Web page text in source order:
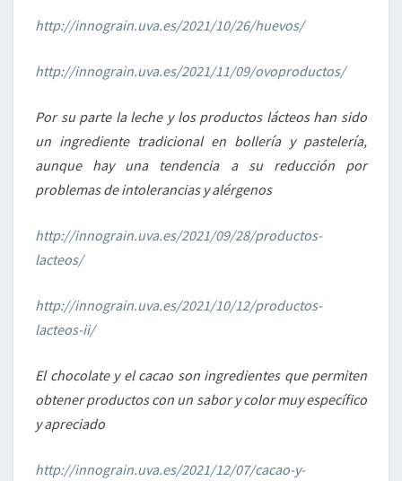
http://innograin.uva.es/2021/10/26/huevos/
http://innograin.uva.es/2021/11/09/ovoproductos/
Por su parte la leche y los productos lácteos han sido
un ingrediente tradicional en bollería y pastelería,
aunque hay una tendencia a su reducción por
problemas de intolerancias y alérgenos
http://innograin.uva.es/2021/09/28/productos-
lacteos/
http://innograin.uva.es/2021/10/12/productos-
lacteos-ii/
El chocolate y el cacao son ingredientes que permiten
obtener productos con un sabor y color muy específico
y apreciado
http://innograin.uva.es/2021/12/07/cacao-y-